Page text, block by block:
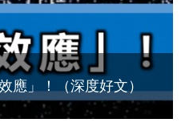
應」！（深度好文）